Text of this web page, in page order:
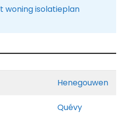
woning isolatieplan
Henegouwen
Quévy